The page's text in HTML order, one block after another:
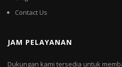
Contact Us
JAM PELAYANAN
Dukungan kami tersedia untuk